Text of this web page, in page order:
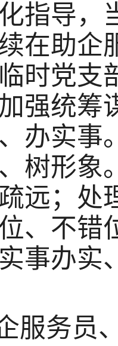
指导，
在助企
时党支
强统筹
办实事
树形象
远；处
、不错
事办实
服务员